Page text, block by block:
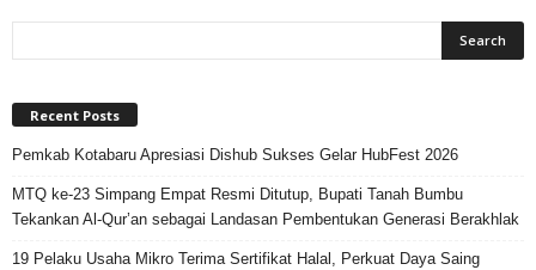
Recent Posts
Pemkab Kotabaru Apresiasi Dishub Sukses Gelar HubFest 2026
MTQ ke-23 Simpang Empat Resmi Ditutup, Bupati Tanah Bumbu
Tekankan Al-Qur’an sebagai Landasan Pembentukan Generasi Berakhlak
19 Pelaku Usaha Mikro Terima Sertifikat Halal, Perkuat Daya Saing